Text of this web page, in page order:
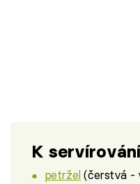
K servírování
petržel(čerstvá -